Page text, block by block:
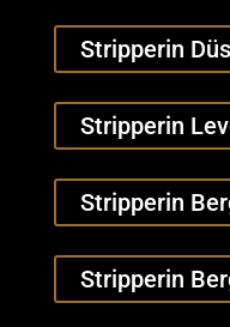
Stripperin
Stripperin
Stripperin
Stripperin